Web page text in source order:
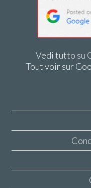
Vedi tutto su
Tout voir sur